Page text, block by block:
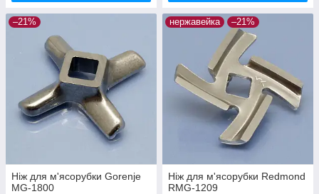
–21%
Ніж для м'ясорубки Gorenje
MG-1800
нержавейка –21%
Ніж для м'ясорубки Redmond
RMG-1209